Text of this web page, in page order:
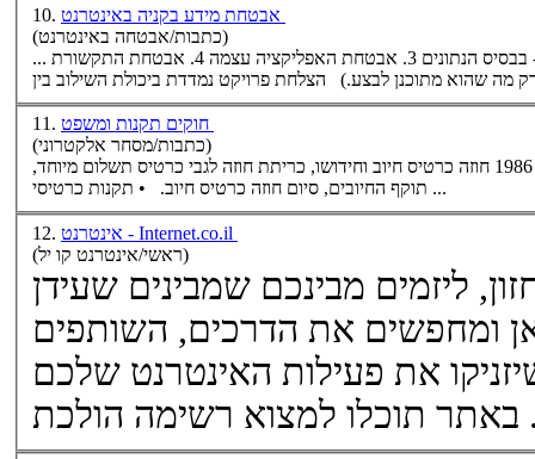
10.
(כתבות/אבטחה באינטרנט)
התקשורת -
11.
(כתבות/מסחר אלקטרוני)
כרטיסי אשראי בהיבט המשפטי • חוק כרטיסי חיוב, התשמ"ו, 1986 חוזה כרטיס חיוב וחידושו, כריתת חוזה לגבי כרטיס תשלום מיוחד,
תוקף החיובים, סיום חוזה כרטיס חיוב. • תקנות כרטיסי ...
12.
אינטרנט - Internet.co.il
(ראשי/אינטרנט קו יל)
ליזמים מבינכם שמבינים שעידן
ומחפשים את הדרכים, השותפים
את פעילות האינטרנט שלכם